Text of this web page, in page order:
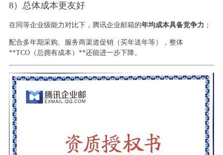
8）总体成本更友好
在同等企业级能力对比下，腾讯企业邮箱的年均成本具备竞争力 ；
配合多年期采购、服务商渠道促销（买年送年等），整体
**TCO（总拥有成本）**还能进一步下降。